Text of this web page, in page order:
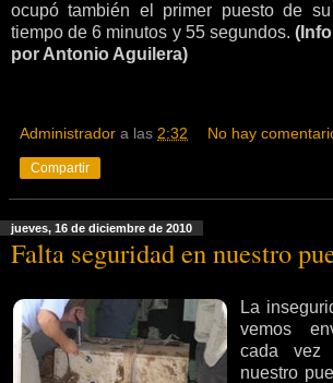
ocupó también el primer puesto de
tiempo de 6 minutos y 55 segundos.
por Antonio Aguilera)
Administrador a las 2:32 No hay
Compartir
jueves, 16 de diciembre de 2010
Falta seguridad en nuestro
La
vemos
cada vez
nuestro